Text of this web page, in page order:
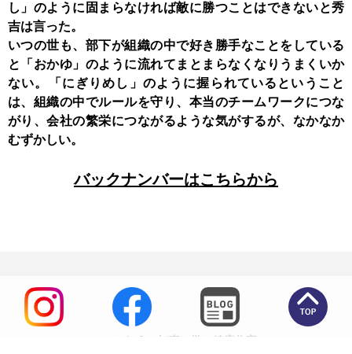
し」のように固まらなければ敵に勝つことはできないと秀
吉は言った。
いつの世も、部下が組織の中で好き勝手なことをしている
と「おかゆ」のように流れてまとまらなくなりうまくいか
ない。「にぎりめし」のように握られているということ
は、組織の中でルールを守り、本当のチームワークにつな
がり、会社の繁栄につながるような気がするが、なかなか
むずかしい。
バックナンバーはこちらから
いにしえの知恵に学ぶ健康住宅